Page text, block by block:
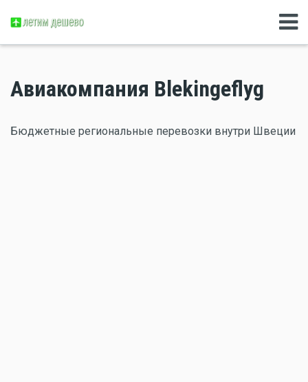
Авиакомпания Blekingeflyg
Бюджетные региональные перевозки внутри Швеции